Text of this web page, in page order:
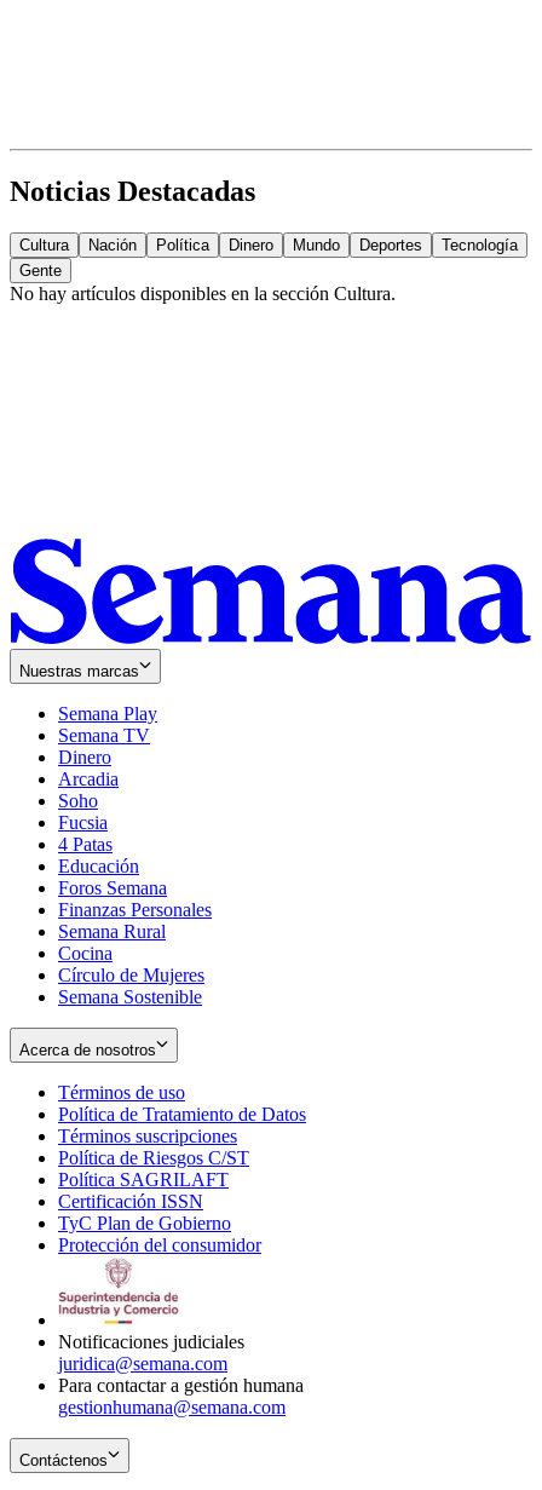
Noticias Destacadas
Cultura Nación Política Dinero Mundo Deportes
Tecnología
Gente
No hay artículos disponibles en la sección Cultura.
Nuestras marcas
Semana Play
Semana TV
Dinero
Arcadia
Soho
in
new
window
Fucsia
in
new
window
4 Patas
Educación
Foros Semana
Finanzas Personales
Semana Rural
Cocina
Círculo de Mujeres
Semana Sostenible
Acerca de nosotros
Términos de uso
in
new
window
Política de Tratamiento de Datos
Términos suscripciones
in
Política de Riesgos C/ST
Política SAGRILAFT
new
window
Certificación ISSN
in
new
TyC Plan de Gobierno
in
Protección del consumidorOpens
Notificaciones judiciales
juridica@semana.com
Para contactar a gestión humana
gestionhumana@semana.com
Contáctenos